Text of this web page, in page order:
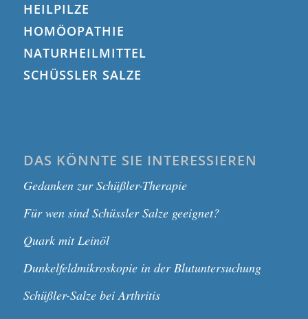
HEILPILZE
HOMÖOPATHIE
NATURHEILMITTEL
SCHÜSSLER SALZE
DAS KÖNNTE SIE INTERESSIEREN
Gedanken zur Schüßler-Therapie
Für wen sind Schüssler Salze geeignet?
Quark mit Leinöl
Dunkelfeldmikroskopie in der Blutuntersuchung
Schüßler-Salze bei Arthritis